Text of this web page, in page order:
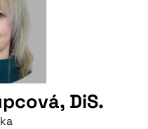
DiS.